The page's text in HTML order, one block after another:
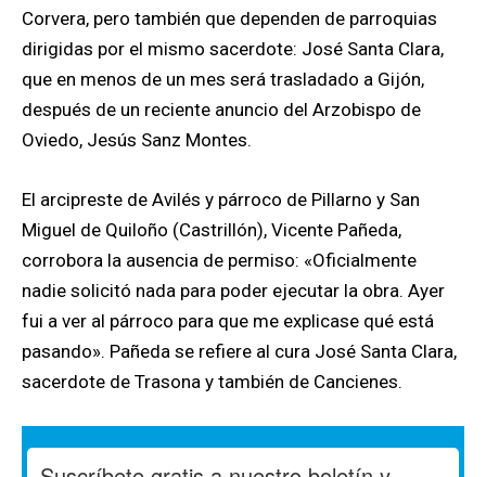
Corvera, pero también que dependen de parroquias
dirigidas por el mismo sacerdote: José Santa Clara,
que en menos de un mes será trasladado a Gijón,
después de un reciente anuncio del Arzobispo de
Oviedo, Jesús Sanz Montes.
El arcipreste de Avilés y párroco de Pillarno y San
Miguel de Quiloño (Castrillón), Vicente Pañeda,
corrobora la ausencia de permiso: «Oficialmente
nadie solicitó nada para poder ejecutar la obra. Ayer
fui a ver al párroco para que me explicase qué está
pasando». Pañeda se refiere al cura José Santa Clara,
sacerdote de Trasona y también de Cancienes.